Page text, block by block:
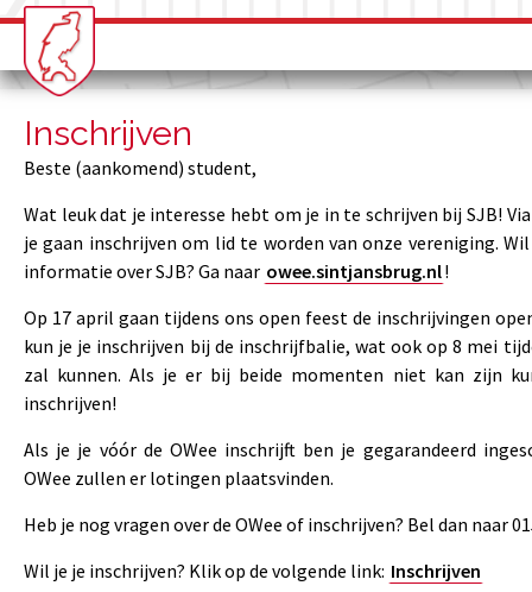
Inschrijven
Beste (aankomend) student,
Wat leuk dat je interesse hebt om je in te schrijven bij SJB!
je gaan inschrijven om lid te worden van onze vereniging.
informatie over SJB? Ga naar owee.sintjansbrug.nl!
Op 17 april gaan tijdens ons open feest de inschrijvingen
kun je je inschrijven bij de inschrijfbalie, wat ook op 8 mei
zal kunnen. Als je er bij beide momenten niet kan zijn
inschrijven!
Als je je vóór de OWee inschrijft ben je gegarandeerd
OWee zullen er lotingen plaatsvinden.
Heb je nog vragen over de OWee of inschrijven? Bel dan naar
Wil je je inschrijven? Klik op de volgende link: Inschrijven